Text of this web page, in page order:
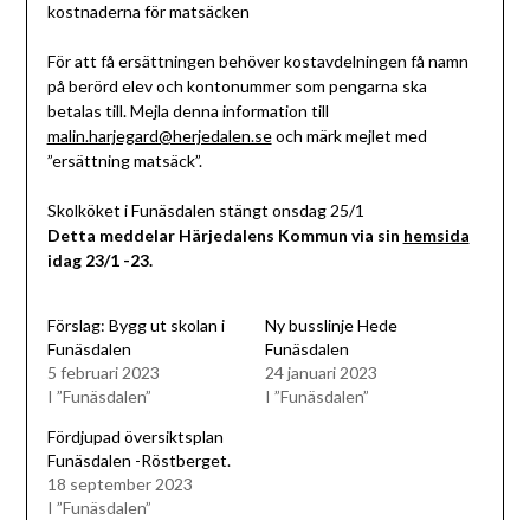
kostnaderna för matsäcken
För att få ersättningen behöver kostavdelningen få namn
på berörd elev och kontonummer som pengarna ska
betalas till. Mejla denna information till
malin.harjegard@herjedalen.seoch märk mejlet med
”ersättning matsäck”.
Skolköket i Funäsdalen stängt onsdag 25/1
Detta meddelar Härjedalens Kommun via sin hemsida
idag 23/1 -23.
Förslag: Bygg ut skolan i
Funäsdalen
5 februari 2023
I ”Funäsdalen”
Ny busslinje Hede
Funäsdalen
24 januari 2023
I ”Funäsdalen”
Fördjupad översiktsplan
Funäsdalen -Röstberget.
18 september 2023
I ”Funäsdalen”